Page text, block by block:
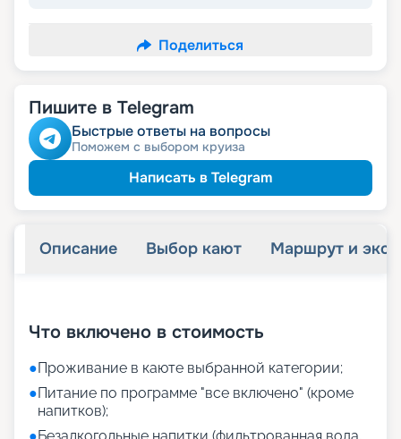
Поделиться
Пишите в Telegram
Быстрые ответы на вопросы
Поможем с выбором круиза
Написать в Telegram
Описание Выбор кают Маршрут и
Что включено в стоимость
●Проживание в каюте выбранной категории;
●Питание по программе "все включено" (кроме
напитков);